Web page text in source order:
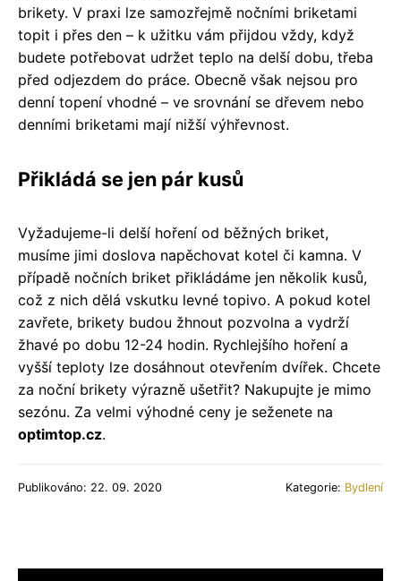
brikety. V praxi lze samozřejmě nočními briketami
topit i přes den – k užitku vám přijdou vždy, když
budete potřebovat udržet teplo na delší dobu, třeba
před odjezdem do práce. Obecně však nejsou pro
denní topení vhodné – ve srovnání se dřevem nebo
denními briketami mají nižší výhřevnost.
Přikládá se jen pár kusů
Vyžadujeme-li delší hoření od běžných briket,
musíme jimi doslova napěchovat kotel či kamna. V
případě nočních briket přikládáme jen několik kusů,
což z nich dělá vskutku levné topivo. A pokud kotel
zavřete, brikety budou žhnout pozvolna a vydrží
žhavé po dobu 12-24 hodin. Rychlejšího hoření a
vyšší teploty lze dosáhnout otevřením dvířek. Chcete
za noční brikety výrazně ušetřit? Nakupujte je mimo
sezónu. Za velmi výhodné ceny je seženete na
optimtop.cz.
Publikováno: 22. 09. 2020 Kategorie: Bydlení